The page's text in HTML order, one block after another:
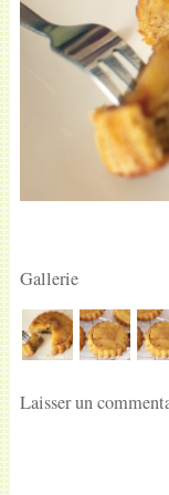
Gallerie
Laisser un